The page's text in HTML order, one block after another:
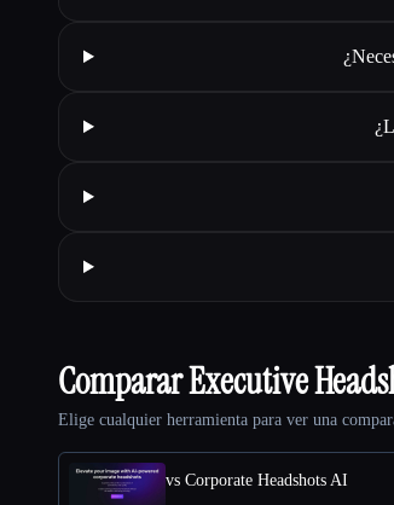
Comparar Executive
Elige cualquier herramienta para ver una
vs Corporate Headshots AI